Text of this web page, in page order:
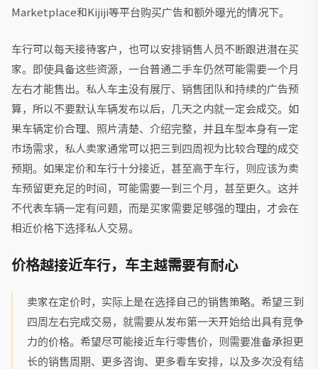
Marketplace和Kijiji等平台购买广告和额外曝光的情况下。
车行可以每天接待客户，也可以安排销售人员不断跟进潜在买
家。即使具备这些资源，一台普通二手车仍然可能需要一个月
左右才能售出。私人车主没有展厅、销售团队和持续的广告预
算，所以不要默认车辆发布以后，几天之内就一定会成交。如
果车辆定价合理、照片清楚、介绍完整，并且车型本身有一定
市场需求，私人卖家通常可以把三到四周视为比较合理的成交
预期。如果定价和车行十分接近，甚至高于车行，则应该为卖
车预留更充足的时间，可能需要一到三个月，甚至更久。这并
不代表车辆一定有问题，而是买家需要足够强的理由，才会在
相近价格下选择私人交易。
价格越接近车行，车主越需要有耐心
卖家在定价时，实际上是在选择自己的销售策略。希望三到
四周左右完成交易，就需要从发布第一天开始给出具有竞争
力的价格。希望尽可能接近车行零售价，则需要准备承担更
长的销售周期、更多咨询、更多看车安排，以及多次没有结